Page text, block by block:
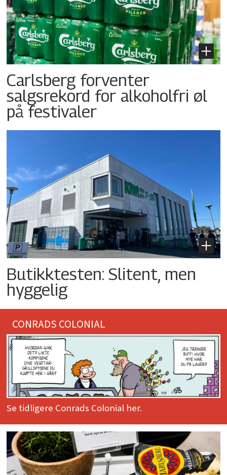
Carlsberg forventer
salgsrekord for alkoholfri øl
på festivaler
Butikktesten: Slitent, men
hyggelig
CONRADS COLONIAL
Se tidligere Conrads Colonial her.